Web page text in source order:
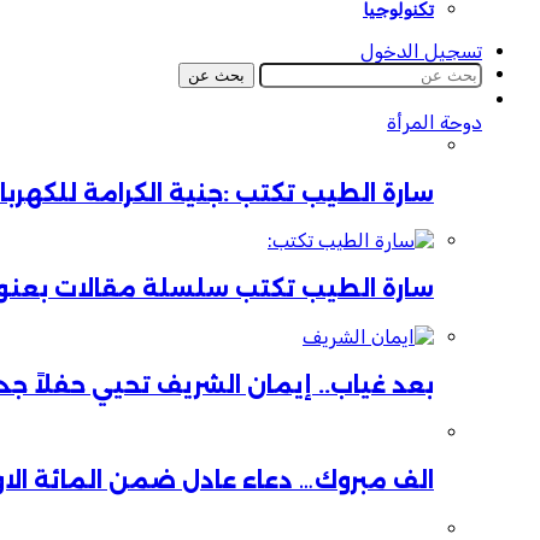
تكنولوجيا
تسجيل الدخول
بحث عن
دوحة المرأة
سارة الطيب تكتب :جنية الكرامة
سارة الطيب تكتب سلسلة مقالات
بعد غياب.. إيمان الشريف تحيي حفلاً
الف مبروك… دعاء عادل ضمن المائة